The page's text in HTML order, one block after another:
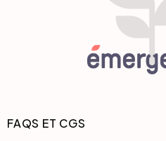
FAQS ET CGS